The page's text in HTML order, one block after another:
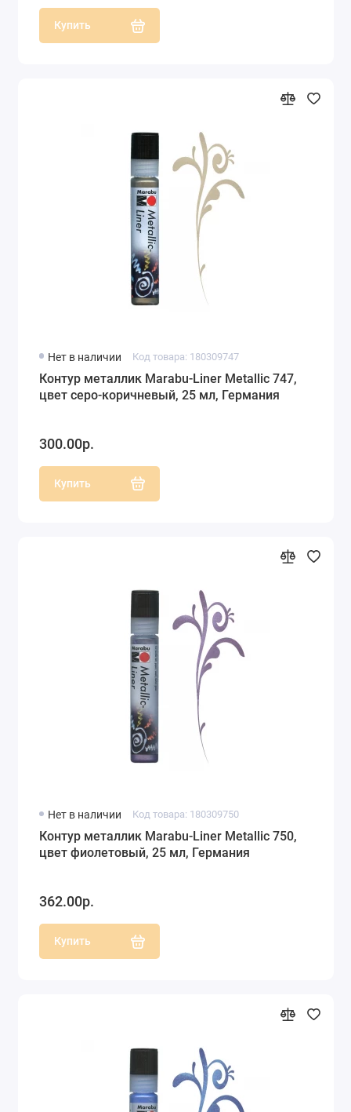
Купить
Нет в наличии Код товара: 180309747
Контур металлик Marabu-Liner Metallic 747,
цвет серо-коричневый, 25 мл, Германия
300.00р.
Купить
Нет в наличии Код товара: 180309750
Контур металлик Marabu-Liner Metallic 750,
цвет фиолетовый, 25 мл, Германия
362.00р.
Купить